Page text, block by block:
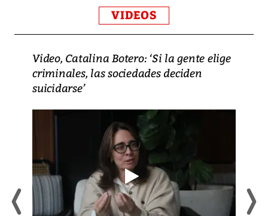
VIDEOS
Video, Catalina Botero: ‘Si la gente elige
criminales, las sociedades deciden
suicidarse’